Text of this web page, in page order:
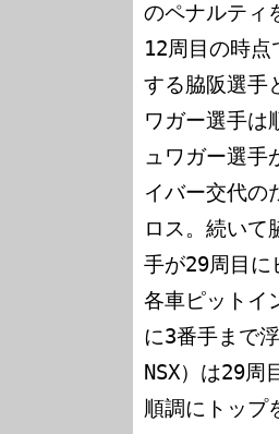
のペナルティ
12周目の時
する脇阪選手
ワガー選手は
ュワガー選手
イバー交代の
ロス。続いて
手が29周目に
各車ピットイ
に3番手まで
NSX）は29
順調にトップ